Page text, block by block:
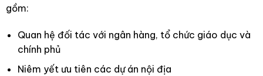
gồm:
Quan hệ đối tác với ngân hàng, tổ chức giáo dục và
chính phủ
Niêm yết ưu tiên các dự án nội địa